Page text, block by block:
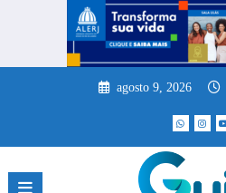
agosto 9, 2026